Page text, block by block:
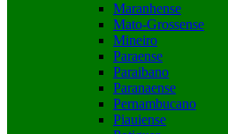
Maranhense
Mato-Grossense
Mineiro
Paraense
Paraibano
Paranaense
Pernambucano
Piauiense